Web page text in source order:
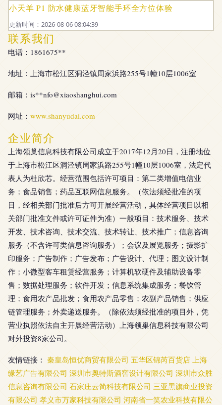
小天羊 P1 防水健康蓝牙智能手环全方位体验
更新时间：2026-08-06 08:04:39
联系我们
电话：1861675**
地址：上海市松江区洞泾镇周家浜路255号1幢10层1006室
邮箱：is**nfo@xiaoshanghui.com
网址： www.shanyudai.com
企业简介
上海领巢信息科技有限公司成立于2017年12月20日，注册地位
于上海市松江区洞泾镇周家浜路255号1幢10层1006室，法定代
表人为杜欣芯。经营范围包括许可项目：第二类增值电信业
务；食品销售；药品互联网信息服务。（依法须经批准的项
目，经相关部门批准后方可开展经营活动，具体经营项目以相
关部门批准文件或许可证件为准）一般项目：技术服务、技术
开发、技术咨询、技术交流、技术转让、技术推广；信息咨询
服务（不含许可类信息咨询服务）；会议及展览服务；摄影扩
印服务；广告制作；广告发布；广告设计、代理；图文设计制
作；小微型客车租赁经营服务；计算机软硬件及辅助设备零
售；数据处理服务；软件开发；信息系统集成服务；餐饮管
理；食用农产品批发；食用农产品零售；农副产品销售；供应
链管理服务；外卖递送服务。（除依法须经批准的项目外，凭
营业执照依法自主开展经营活动）上海领巢信息科技有限公司
对外投资8家公司。
友情链接： 秦皇岛恒优商贸有限公司 五华区锦芮百货店 上海
缘艺广告有限公司 深圳市奥特斯酒窖设计有限公司 深圳市众胜
信息咨询有限公司 石家庄云简科技有限公司 三亚黑旗商业投资
有限公司 孝义市万家科技有限公司 河南省一笑农业科技有限公